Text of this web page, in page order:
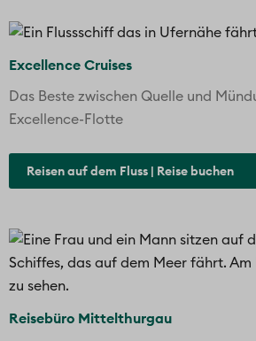
Excellence Cruises
Das Beste zwischen Quelle und
Excellence-Flotte
Reisen auf dem Fluss | Reise buchen
Reisebüro Mittelthurgau